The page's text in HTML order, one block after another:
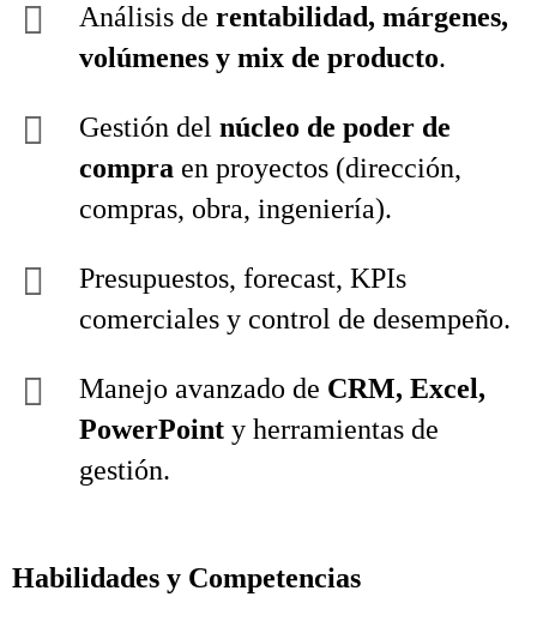
Análisis de rentabilidad, márgenes,
volúmenes y mix de producto.
Gestión del núcleo de poder de
compra en proyectos (dirección,
compras, obra, ingeniería).
Presupuestos, forecast, KPIs
comerciales y control de desempeño.
Manejo avanzado de CRM, Excel,
PowerPoint y herramientas de
gestión.
Habilidades y Competencias